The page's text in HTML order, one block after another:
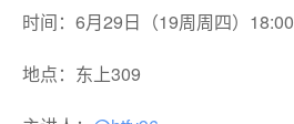
时间：6月29日（19周周四）18:00
地点：东上309